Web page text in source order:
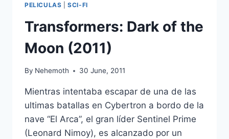
PELICULAS |SCI-FI
Transformers: Dark of the
Moon (2011)
By Nehemoth 30 June, 2011
Mientras intentaba escapar de una de las
ultimas batallas en Cybertron a bordo de la
nave “El Arca”, el gran líder Sentinel Prime
(Leonard Nimoy), es alcanzado por un